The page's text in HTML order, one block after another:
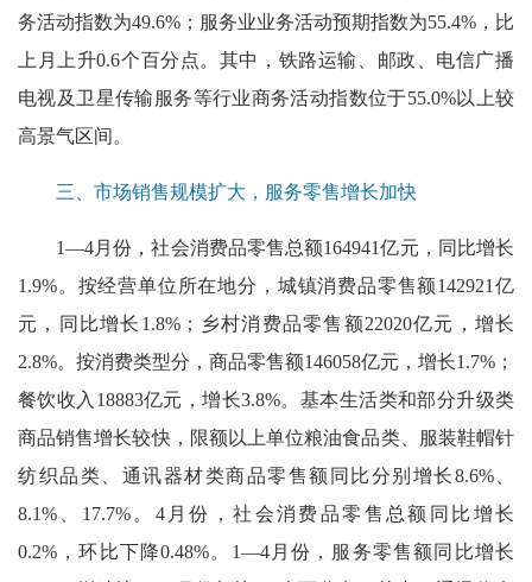
务活动指数为49.6%；服务业业务活动预期指数为55.4%，比
上月上升0.6个百分点。其中，铁路运输、邮政、电信广播
电视及卫星传输服务等行业商务活动指数位于55.0%以上较
高景气区间。
三、市场销售规模扩大，服务零售增长加快
1—4月份，社会消费品零售总额164941亿元，同比增长
1.9%。按经营单位所在地分，城镇消费品零售额142921亿
元，同比增长1.8%；乡村消费品零售额22020亿元，增长
2.8%。按消费类型分，商品零售额146058亿元，增长1.7%；
餐饮收入18883亿元，增长3.8%。基本生活类和部分升级类
商品销售增长较快，限额以上单位粮油食品类、服装鞋帽针
纺织品类、通讯器材类商品零售额同比分别增长8.6%、
8.1%、17.7%。4月份，社会消费品零售总额同比增长
0.2%，环比下降0.48%。1—4月份，服务零售额同比增长